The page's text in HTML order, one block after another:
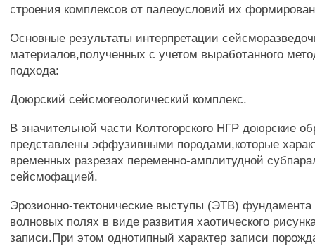
строения комплексов от палеоусловий их
Основные результаты интерпретации
материалов,полученных с учетом выработанного
подхода:
Доюрский сейсмогеологический комплекс.
В значительной части Колтогорского НГР доюрские
представлены эффузивными породами,которые
временных разрезах переменно-амплитудной
сейсмофацией.
Эрозионно-тектонические выступы (ЭТВ)
волновых полях в виде развития хаотического
записи.При этом однотипный характер записи